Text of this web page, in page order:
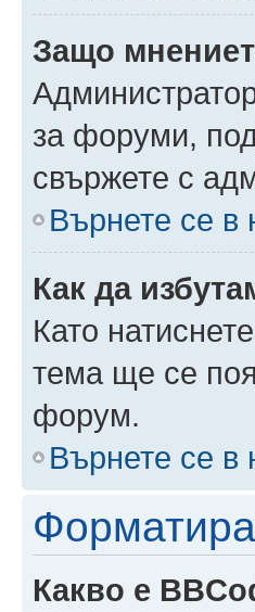
Защо
за форуми,
свържете с
Върнете се в
Как да
Като
тема ще се
форум.
Върнете се в
Какво е